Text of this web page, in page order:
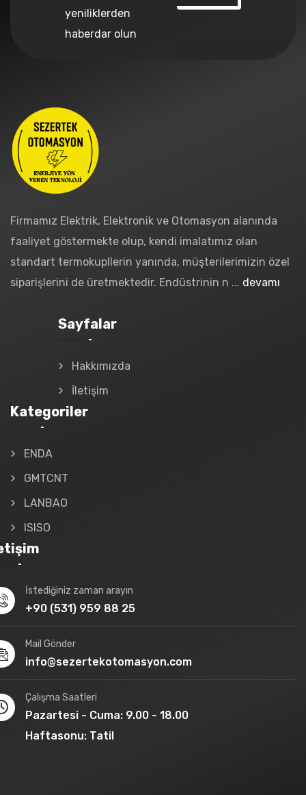
yeniliklerden
haberdar olun
Firmamız Elektrik, Elektronik ve Otomasyon alanında
faaliyet göstermekte olup, kendi imalatımız olan
standart termokupllerin yanında, müşterilerimizin özel
siparişlerini de üretmektedir. Endüstrinin n ... devamı
Sayfalar
Hakkımızda
İletişim
Kategoriler
ENDA
GMTCNT
LANBAO
ISISO
İstediğiniz zaman arayın
+90 (531) 959 88 25
Mail Gönder
info@sezertekotomasyon.com
Çalışma Saatleri
Pazartesi - Cuma: 9.00 - 18.00
Haftasonu: Tatil